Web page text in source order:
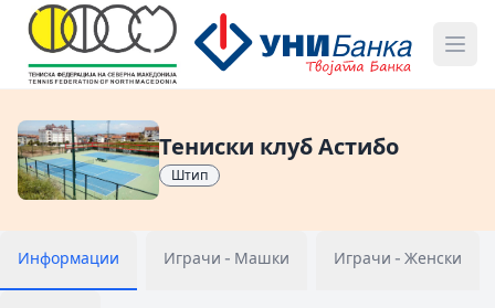
Тениски клуб Астибо
Штип
Информации Играчи - Машки Играчи - Женски